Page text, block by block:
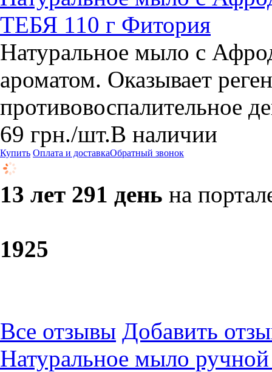
ТЕБЯ 110 г Фитория
Натуральное мыло с
ароматом. Оказывает
противовоспалительное
69 грн./шт.В наличии
Купить Оплата и доставкаОбратный звонок
13 лет 291 день на
1925
Все отзывы Добавить
Натуральное мыло